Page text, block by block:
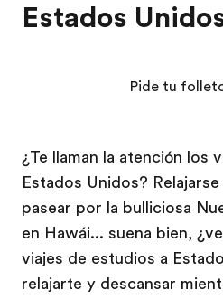
Estados
¿Te llaman la atención los
Estados Unidos?
pasear por la bulliciosa
en Hawái... suena bien,
viajes de estudios a
relajarte y descansar
Pide tu